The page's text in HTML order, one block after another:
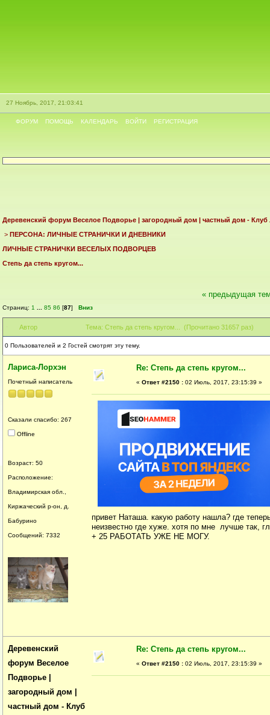
27 Ноябрь, 2017, 21:03:41
ФОРУМ ПОМОЩЬ КАЛЕНДАРЬ ВОЙТИ РЕГИСТРАЦИЯ
Деревенский форум Веселое Подворье | загородный дом | частный дом - Клуб
> ПЕРСОНА: ЛИЧНЫЕ СТРАНИЧКИ И ДНЕВНИКИ
ЛИЧНЫЕ СТРАНИЧКИ ВЕСЕЛЫХ ПОДВОРЦЕВ
Степь да степь кругом...
Страниц: 1 85 86 [87] Вниз
« предыдущая
Автор Тема: Степь да степь кругом... (Прочитано 31657 раз)
0 Пользователей и 2 Гостей смотрят эту тему.
Лариса-Лорхэн
Почетный написатель
Сказали спасибо: 267
Offline
Возраст: 50
Расположение:
Владимирская обл.,
Киржаческий р-он, д.
Бабурино
Сообщений: 7332
Re: Степь да степь кругом...
« Ответ #2150 : 02 Июль, 2017, 23:15:39 »
привет Наташа. какую работу нашла? где
неизвестно где хуже. хотя по мне лучше так,
+ 25 РАБОТАТЬ УЖЕ НЕ МОГУ.
Деревенский
форум Веселое
Подворье |
загородный дом |
частный дом - Клуб
Re: Степь да степь кругом...
« Ответ #2150 : 02 Июль, 2017, 23:15:39 »